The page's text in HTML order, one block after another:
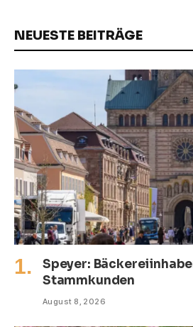
NEUESTE BEITRÄGE
Speyer:
Stammkunden
August 8, 2026